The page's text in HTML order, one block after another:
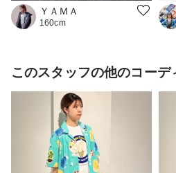
ＹＡＭＡ
160cm
このスタッフの他のコーデ